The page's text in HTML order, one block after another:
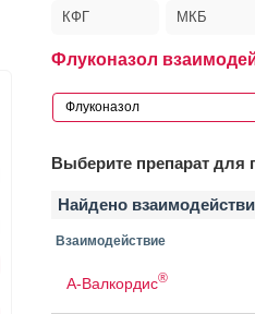
КФГ МКБ
Флуконазол
Выберите препарат для
Найдено
Взаимодействие
А-Валкордис®